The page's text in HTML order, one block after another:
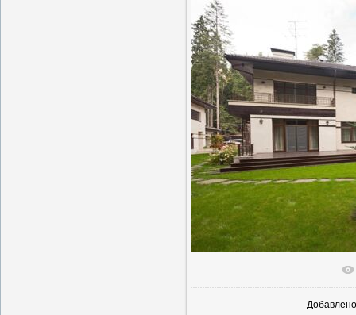
В
Добавлено